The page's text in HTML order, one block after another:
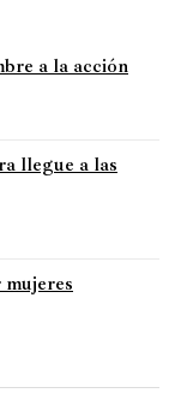
a la acción
llegue a las